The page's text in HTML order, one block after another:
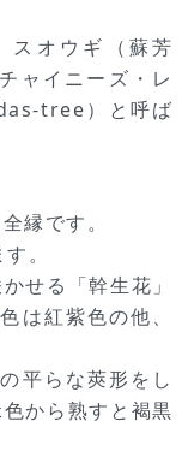
スオウギ（蘇芳
ャイニーズ・レ
）と呼ば
縁です。
。
せる「幹生花」
は紅紫色の他、
平らな莢形をし
から熟すと褐黒